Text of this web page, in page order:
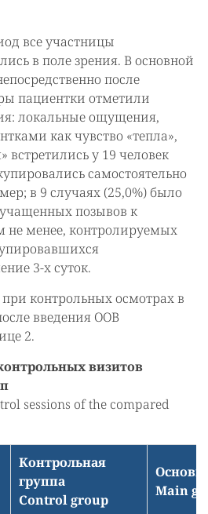
все участницы
в поле зрения. В основной
после
пациентки отметили
локальные ощущения,
как чувство «тепла»,
встретились у 19 человек
самостоятельно
в 9 случаях (25,0%) было
позывов к
не менее, контролируемых
3-х суток.
контрольных осмотрах в
введения ООВ
2.
визитов
sessions of the compared
Контрольная
группа
Control group
Main